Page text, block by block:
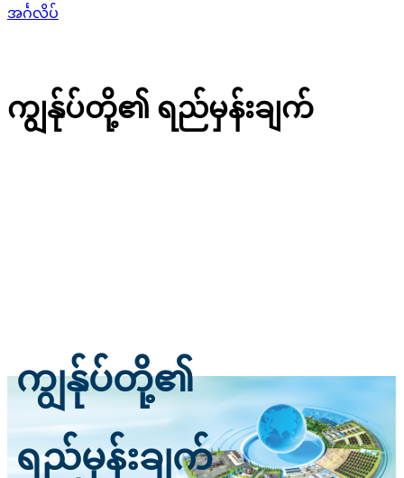
အင်္ဂလိပ်
ကျွန်ုပ်တို့၏ ရည်မှန်းချက်
ကျွန်ုပ်တို့၏
ရည်မှန်းချက်